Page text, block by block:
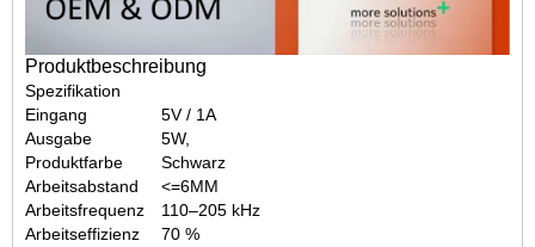
Produktbeschreibung
Spezifikation
Eingang
5V / 1A
Ausgabe
5W,
Produktfarbe
Schwarz
Arbeitsabstand
<=6MM
Arbeitsfrequenz
110–205 kHz
Arbeitseffizienz
70 %